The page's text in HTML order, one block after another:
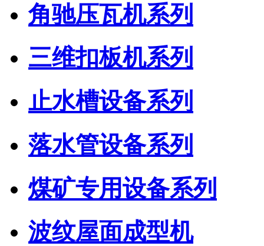
角驰压瓦机系列
三维扣板机系列
止水槽设备系列
落水管设备系列
煤矿专用设备系列
波纹屋面成型机